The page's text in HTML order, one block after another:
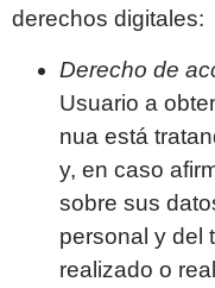
derechos digitales:
Derecho de
Usuario a
nua está
y, en caso
sobre sus
personal y del
realizado o